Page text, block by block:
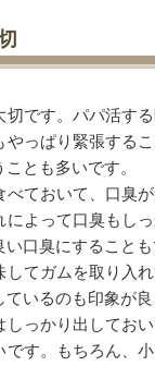
切です。パパ活す
やっぱり緊張する
とも多いです。
べておいて、口臭
によって口臭もし
口臭にすることも
てガムを取り入
いるのも印象が
しっかり出してお
です。もちろん、